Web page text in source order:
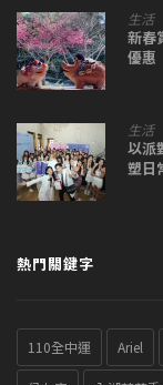
生活
新春
優惠
生活
以派
塑日
熱門關鍵字
110全中運 Ariel